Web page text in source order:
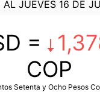
AL JUEVES 16 DE
=
COP
Setenta y Ocho Pesos